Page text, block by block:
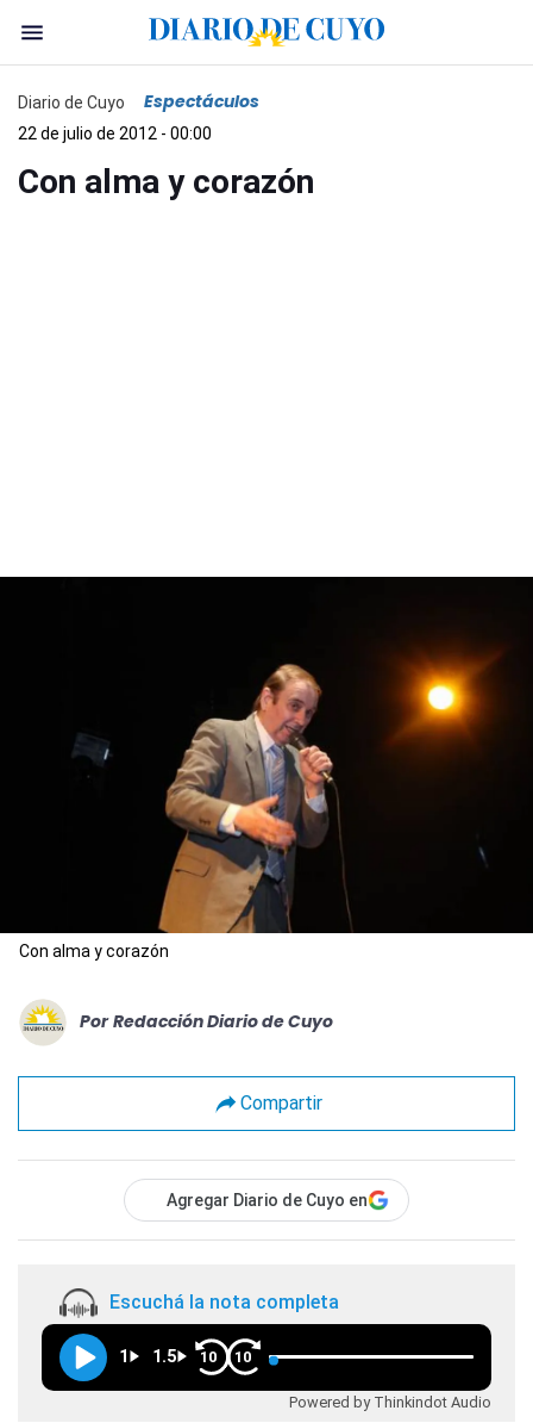
Diario de Cuyo Espectáculos
22 de julio de 2012 - 00:00
Con alma y corazón
Con alma y corazón
Por Redacción Diario de Cuyo
Compartir
Agregar Diario de Cuyo en
Escuchá la nota completa
1 1.5 10 10
Powered by Thinkindot Audio